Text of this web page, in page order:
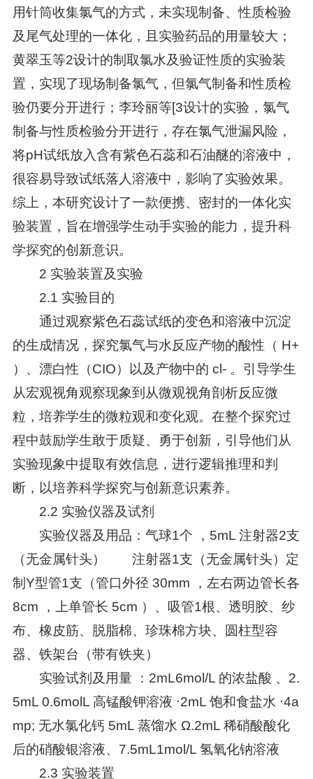
用针筒收集氯气的方式，未实现制备、性质检验
及尾气处理的一体化，且实验药品的用量较大；
黄翠玉等2设计的制取氯水及验证性质的实验装
置，实现了现场制备氯气，但氯气制备和性质检
验仍要分开进行；李玲丽等[3设计的实验，氯气
制备与性质检验分开进行，存在氯气泄漏风险，
将pH试纸放入含有紫色石蕊和石油醚的溶液中，
很容易导致试纸落人溶液中，影响了实验效果。
综上，本研究设计了一款便携、密封的一体化实
验装置，旨在增强学生动手实验的能力，提升科
学探究的创新意识。
2 实验装置及实验
2.1 实验目的
通过观察紫色石蕊试纸的变色和溶液中沉淀
的生成情况，探究氯气与水反应产物的酸性（ H+
）、漂白性（CIO）以及产物中的 cl- 。引导学生
从宏观视角观察现象到从微观视角剖析反应微
粒，培养学生的微粒观和变化观。在整个探究过
程中鼓励学生敢于质疑、勇于创新，引导他们从
实验现象中提取有效信息，进行逻辑推理和判
断，以培养科学探究与创新意识素养。
2.2 实验仪器及试剂
实验仪器及用品：气球1个 ，5mL 注射器2支
（无金属针头）
注射器1支（无金属针头）定
制Y型管1支（管口外径 30mm ，左右两边管长各
8cm ，上单管长 5cm ）、吸管1根、透明胶、纱
布、橡皮筋、脱脂棉、珍珠棉方块、圆柱型容
器、铁架台（带有铁夹）
实验试剂及用量 ：2mL6mol/L 的浓盐酸 、2.
5mL 0.6molL 高锰酸钾溶液 ⋅2mL 饱和食盐水 ⋅4a
mp; 无水氯化钙 5mL 蒸馏水 Ω.2mL 稀硝酸酸化
后的硝酸银溶液、7.5mL1mol/L 氢氧化钠溶液
2.3 实验装置